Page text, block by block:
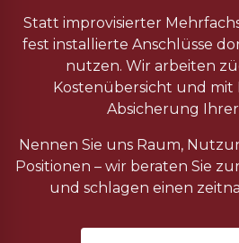
Statt improvisierter
fest installierte Anschlüsse
nutzen. Wir arbeiten
Kostenübersicht und mit
Absicherung
Nennen Sie uns Raum,
Positionen – wir beraten Sie
und schlagen einen